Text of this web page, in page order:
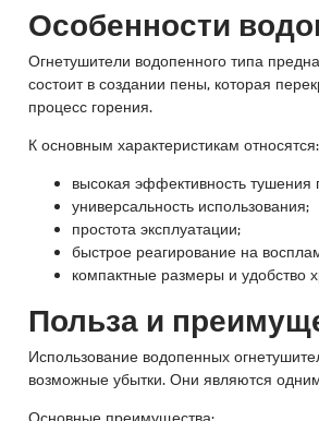
Особенности
Огнетушители водопенного типа
состоит в создании пены, которая
процесс горения.
К основным характеристикам относятся:
высокая эффективность тушения
универсальность использования;
простота эксплуатации;
быстрое реагирование на
компактные размеры и удобство
Польза и
Использование водопенных
возможные убытки. Они являются
Основные преимущества: